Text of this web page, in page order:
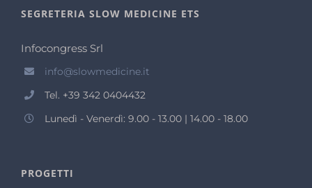
SEGRETERIA SLOW MEDICINE ETS
Infocongress Srl
info@slowmedicine.it
Tel. +39 342 0404432
Lunedì - Venerdì: 9.00 - 13.00 | 14.00 - 18.00
PROGETTI